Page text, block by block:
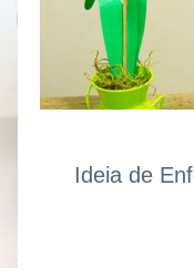
Ideia de